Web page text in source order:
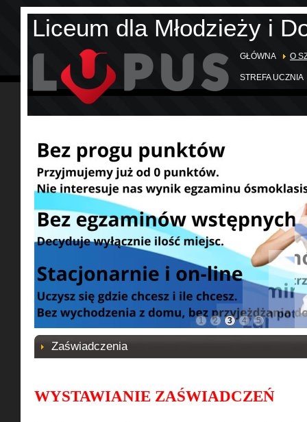
GŁÓWNA O
STREFA UCZNIA
Liceum dla Młodzieży i
1 2 3 4 5
Zaświadczenia
WYSTAWIANIE ZAŚWIADCZEŃ